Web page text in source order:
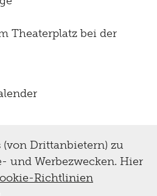
Theaterplatz bei der
Drittanbietern) zu
und Werbezwecken. Hier
Richtlinien